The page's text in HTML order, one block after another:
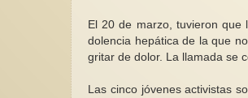
El 20 de marzo, tuvieron
dolencia hepática de la que
gritar de dolor. La llamada se
Las cinco jóvenes activistas